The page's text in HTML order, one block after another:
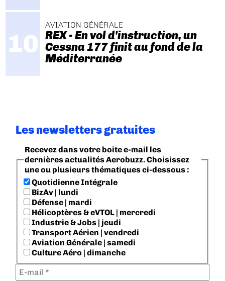
AVIATION GÉNÉRALE
REX - En vol d'instruction, un
Cessna 177 finit au fond de la
Méditerranée
Les newsletters gratuites
Recevez dans votre boite e-mail les
dernières actualités Aerobuzz. Choisissez
une ou plusieurs thématiques ci-dessous :
Quotidienne Intégrale
BizAv | lundi
Défense | mardi
Hélicoptères & eVTOL | mercredi
Industrie & Jobs | jeudi
Transport Aérien | vendredi
Aviation Générale | samedi
Culture Aéro | dimanche